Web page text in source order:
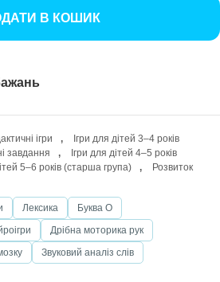
В КОШИК
ігри ,
Ігри для дітей 3–4 років
завдання ,
Ігри для дітей 4–5 років
5–6 років (старша група) ,
Розвиток
Лексика
Буква О
Дрібна моторика рук
Звуковий аналіз слів